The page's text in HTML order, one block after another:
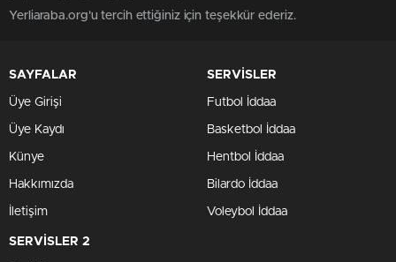
Yerliaraba.org'u tercih ettiğiniz için teşekkür ederiz.
SAYFALAR
Üye Girişi
Üye Kaydı
Künye
Hakkımızda
İletişim
SERVİSLER
Futbol İddaa
Basketbol İddaa
Hentbol İddaa
Bilardo İddaa
Voleybol İddaa
SERVİSLER 2